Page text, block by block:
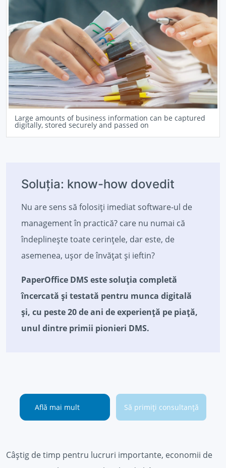
Large amounts of business information can be captured
digitally, stored securely and passed on
Soluția: know-how dovedit
Nu are sens să folosiți imediat software-ul de
management în practică? care nu numai că
îndeplinește toate cerințele, dar este, de
asemenea, ușor de învățat și ieftin?
PaperOffice DMS este soluția completă
încercată și testată pentru munca digitală
și, cu peste 20 de ani de experiență pe piață,
unul dintre primii pionieri DMS.
Află mai mult Să primiți consultanță
Câștig de timp pentru lucruri importante, economii de